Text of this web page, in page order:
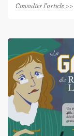
Consulter l'article